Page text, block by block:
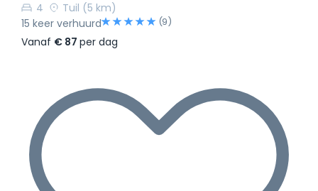
4
Tuil (5 km)
15 keer verhuurd
(9)
Vanaf € 87 per dag